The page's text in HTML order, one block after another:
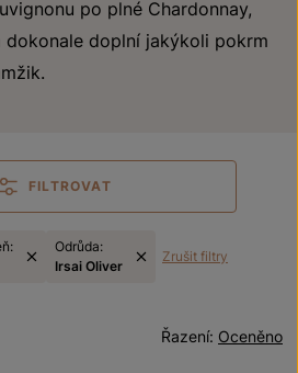
po plné Chardonnay,
dokonale doplní jakýkoli pokrm
FILTROVAT
Odrůda:
Irsai Oliver
Zrušit filtry
Oceněno
Řazení: